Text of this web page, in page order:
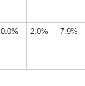
0.0% 2.0% 7.9%